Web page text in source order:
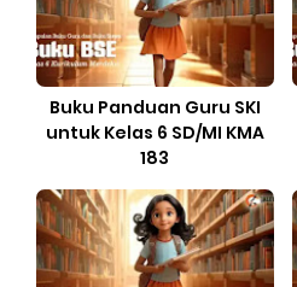
Buku Panduan Guru SKI
untuk Kelas 6 SD/MI KMA
183